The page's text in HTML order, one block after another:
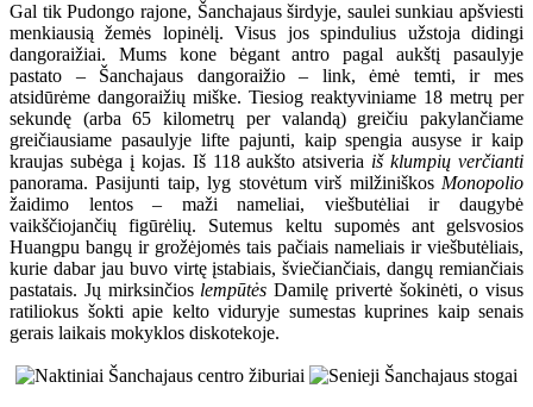
Gal tik Pudongo rajone, Šanchajaus širdyje, saulei sunkiau apšviesti
menkiausią žemės lopinėlį. Visus jos spindulius užstoja didingi
dangoraižiai. Mums kone bėgant antro pagal aukštį pasaulyje
pastato – Šanchajaus dangoraižio – link, ėmė temti, ir mes
atsidūrėme dangoraižių miške. Tiesiog reaktyviniame 18 metrų per
sekundę (arba 65 kilometrų per valandą) greičiu pakylančiame
greičiausiame pasaulyje lifte pajunti, kaip spengia ausyse ir kaip
kraujas subėga į kojas. Iš 118 aukšto atsiveria iš klumpių verčianti
panorama. Pasijunti taip, lyg stovėtum virš milžiniškos Monopolio
žaidimo lentos – maži nameliai, viešbutėliai ir daugybė
vaikščiojančių figūrėlių. Sutemus keltu supomės ant gelsvosios
Huangpu bangų ir grožėjomės tais pačiais nameliais ir viešbutėliais,
kurie dabar jau buvo virtę įstabiais, šviečiančiais, dangų remiančiais
pastatais. Jų mirksinčios lempūtės Damilę privertė šokinėti, o visus
ratiliokus šokti apie kelto viduryje sumestas kuprines kaip senais
gerais laikais mokyklos diskotekoje.